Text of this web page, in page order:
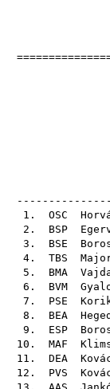
1973-
1. OSC
2. BSP
3. BSE
4. TBS
5. BMA
6. BVM
7. PSE
8. BEA
9. ESP
10. MAF
11. DEA
12. PVS